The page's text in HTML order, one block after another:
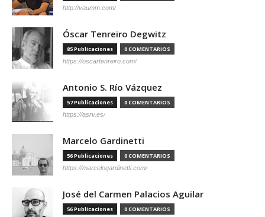
http://vaumm.com/
Óscar Tenreiro Degwitz
85 Publicaciones 0 COMENTARIOS
https://oscartenreiro.com/
Antonio S. Río Vázquez
57 Publicaciones 0 COMENTARIOS
https://asrv.es/
Marcelo Gardinetti
56 Publicaciones 0 COMENTARIOS
https://marcelogardinetti.com/
José del Carmen Palacios Aguilar
56 Publicaciones 0 COMENTARIOS